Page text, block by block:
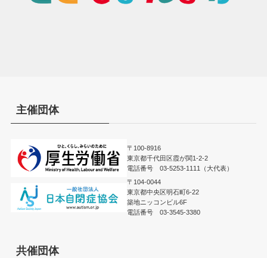
主催団体
〒100-8916
東京都千代田区霞が関1-2-2
電話番号 03-5253-1111（大代表）
〒104-0044
東京都中央区明石町6-22
築地ニッコンビル6F
電話番号 03-3545-3380
共催団体